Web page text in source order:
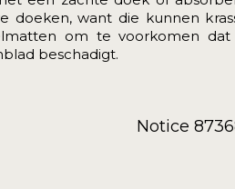
doeken, want die kunnen
om te voorkomen
beschadigt.
Notice